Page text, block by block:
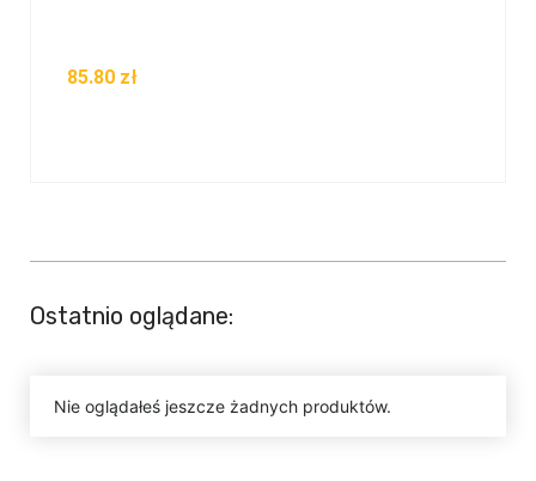
85.80 zł
Ostatnio oglądane:
Nie oglądałeś jeszcze żadnych produktów.